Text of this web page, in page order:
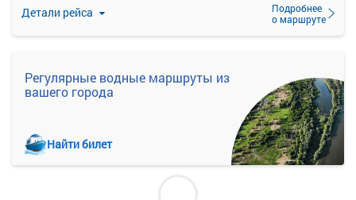
Детали рейса
Подробнее
о маршруте
Регулярные водные маршруты из
вашего города
Найти билет